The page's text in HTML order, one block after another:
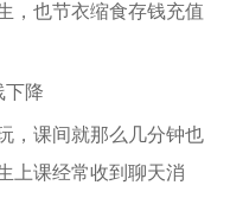
，也节衣缩食存钱充值
下降
，课间就那么几分钟也
上课经常收到聊天消